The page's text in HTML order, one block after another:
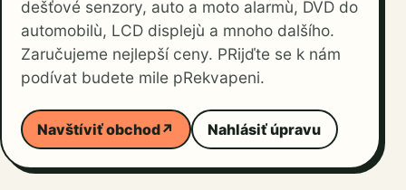
dešťové senzory, auto a moto alarmù, DVD do
automobilù, LCD displejù a mnoho dalšího.
Zaručujeme nejlepší ceny. PRijďte se k nám
podívat budete mile pRekvapeni.
Navštíviť obchod↗ Nahlásiť úpravu